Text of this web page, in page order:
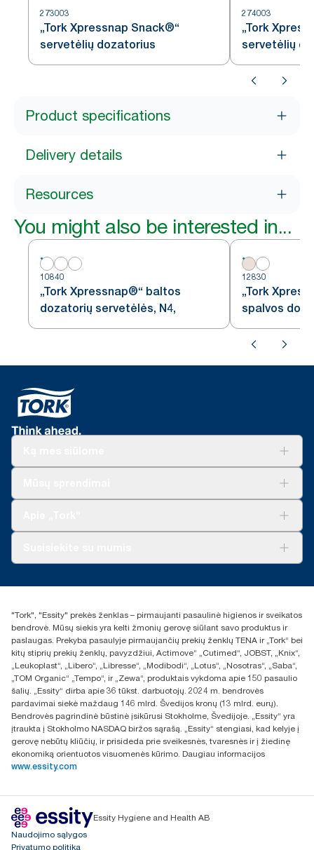
273003
„Tork Xpressnap Snack®“
servetėlių dozatorius
274003
„Tork
servetėlių
Product specifications
Delivery details
Resources
You might also be interested in...
10840
„Tork Xpressnap®“ baltos
dozatorių servetėlės, N4,
12830
„Tork
spalvos
N14
+370 5 268 3455
UAB Essity Lithuania
Naugarduko g. 98
LT-03160 Vilnius, Lietuva
"Tork", "Essity" prekės ženklas – pirmaujanti pasaulinė higienos ir sveikatos
bendrovė. Mūsų siekis yra kelti žmonių gerovę siūlant savo produktus ir
paslaugas. Prekyba pasaulyje pirmaujančių prekių ženklų TENA ir „Tork“ bei
kitų stiprių prekių ženklų, pavyzdžiui, Actimove“ „Cutimed“, JOBST, „Knix“,
„Leukoplast“, „Libero“, „Libresse“, „Modibodi“, „Lotus“, „Nosotras“, „Saba“,
„TOM Organic“ „Tempo“, ir „Zewa“, produktais vykdoma apie 150 pasaulio
šalių. „Essity“ dirba apie 36 tūkst. darbuotojų. 2024 m. bendrovės
pardavimai siekė maždaug 146 mlrd. Švedijos kronų (13 mlrd. eurų).
Bendrovės pagrindinė būstinė įsikūrusi Stokholme, Švedijoje. „Essity“ yra
įtraukta į Stokholmo NASDAQ biržos sąrašą. „Essity“ stengiasi, kad kelyje į
gerovę nebūtų kliūčių, ir prisideda prie sveikesnės, tvaresnės ir į žiedinę
ekonomiką orientuotos visuomenės kūrimo. Daugiau informacijos
www.essity.com
Essity Hygiene and Health AB
Naudojimo sąlygos
Privatumo politika